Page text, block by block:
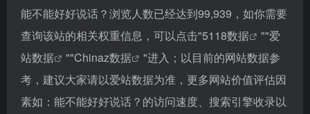
能不能好好说话？浏览人数已经达到99,939，如你需要
查询该站的相关权重信息，可以点击"5118数据 ""爱
站数据
""Chinaz数据
"进入；以目前的网站数据参
考，建议大家请以爱站数据为准，更多网站价值评估因
素如：能不能好好说话？的访问速度、搜索引擎收录以